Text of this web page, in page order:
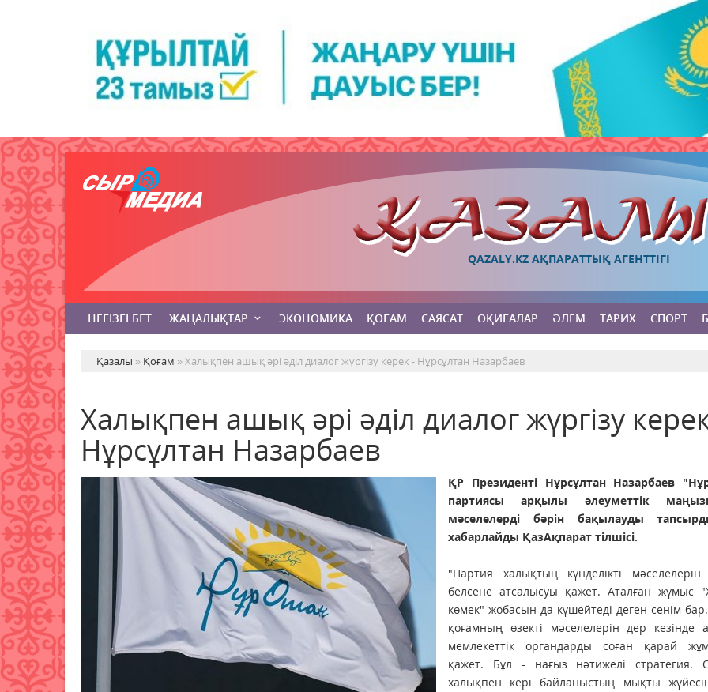
QAZALY.KZ АҚПАРАТТЫҚ АГЕНТТІГІ
НЕГІЗГІ БЕТ ЖАҢАЛЫҚТАР ЭКОНОМИКА ҚОҒАМ САЯСАТ ОҚИҒАЛАР ӘЛЕМ ТАРИХ СПОРТ
Қазалы » Қоғам » Халықпен ашық әрі әділ диалог жүргізу керек - Нұрсұлтан Назарбаев
Халықпен ашық әрі әділ диалог жүргізу
Нұрсұлтан Назарбаев
ҚР Президенті Нұрсұлтан Назарбаев
партиясы арқылы әлеуметтік
мәселелерді бәрін бақылауды
хабарлайды ҚазАқпарат тілшісі.
"Партия халықтың күнделікті
белсене атсалысуы қажет. Аталған жұмыс
көмек" жобасын да күшейтеді деген сенім бар.
қоғамның өзекті мәселелерін дер кезінде
мемлекеттік органдарды соған қарай
қажет. Бұл - нағыз нәтижелі стратегия.
халықпен кері байланыстың мықты